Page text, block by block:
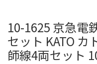
10-1625 京急
セット KATO カ
師線4両セット